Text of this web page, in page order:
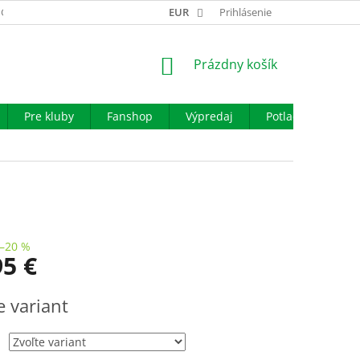
GARANCIA VÝMENY TOVARU REKLAMAČNÝ PORIADOK
EUR Prihlásenie
NÁKUPNÝ
Prázdny košík
Pre kluby Fanshop Výpredaj Potlač
–20 %
€
variant